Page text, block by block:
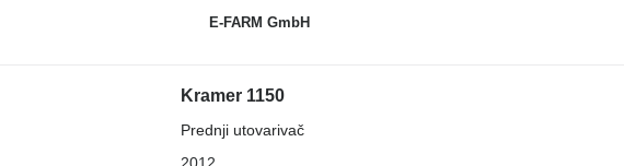
E-FARM GmbH
Kramer 1150
Prednji utovarivač